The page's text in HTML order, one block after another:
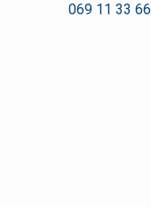
069 11 33 66